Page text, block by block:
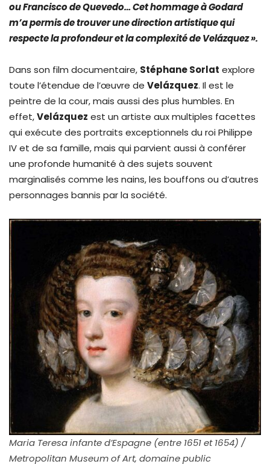
ou Francisco de Quevedo… Cet hommage à Godard
m’a permis de trouver une direction artistique qui
respecte la profondeur et la complexité de Velázquez ».
Dans son film documentaire, Stéphane Sorlat explore
toute l’étendue de l’œuvre de Velázquez. Il est le
peintre de la cour, mais aussi des plus humbles. En
effet,Velázquez est un artiste aux multiples facettes
qui exécute des portraits exceptionnels du roi Philippe
IV et de sa famille, mais qui parvient aussi à conférer
une profonde humanité à des sujets souvent
marginalisés comme les nains, les bouffons ou d’autres
personnages bannis par la société.
Maria Teresa infante d’Espagne (entre 1651 et 1654) /
Metropolitan Museum of Art, domaine public